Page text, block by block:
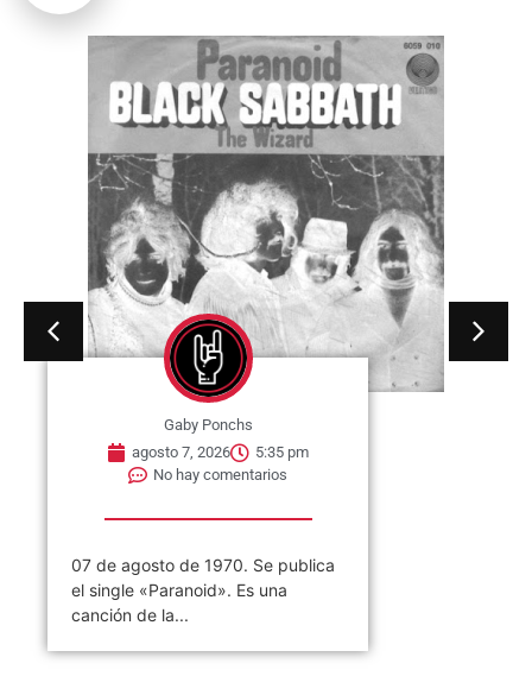
Gaby Ponchs
agosto 7, 2026
5:26 pm
No hay comentarios
07 de agosto de 1957. Se cree
comúnmente que es la primera
fecha en que...